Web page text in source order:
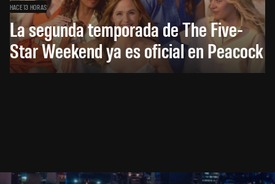
HACE 13 HORAS
La segunda temporada de The Five-
Star Weekend ya es oficial en Peacock